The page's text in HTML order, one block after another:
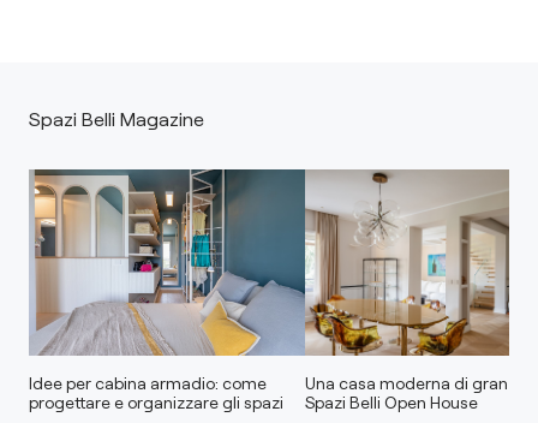
Spazi Belli Magazine
Idee per cabina armadio: come
progettare e organizzare gli spazi
Una casa moderna di gran
Spazi Belli Open House